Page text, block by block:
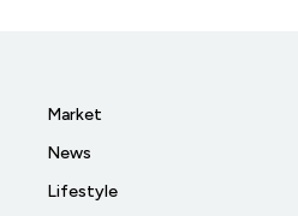
Market
News
Lifestyle